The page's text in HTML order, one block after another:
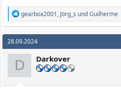
R
e
a
k
t
i
o
n
e
n
gearbox2001, Jörg_s undGuilherme
28.09.2024
D Darkover